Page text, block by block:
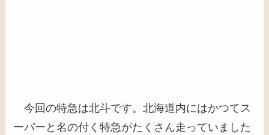
今回の特急は北斗です。北海道内にはかつてス
ーパーと名の付く特急がたくさん走っていました